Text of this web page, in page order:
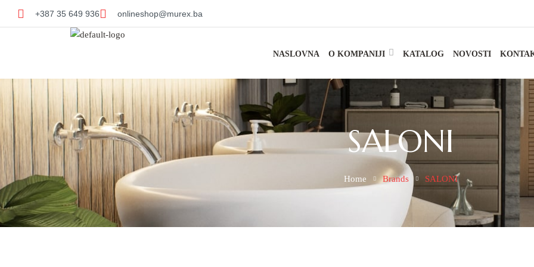
+387 35 649 936 onlineshop@murex.ba
NASLOVNA O KOMPANIJI KATALOG NOVOSTI
SALONI
Home Brands SALONI